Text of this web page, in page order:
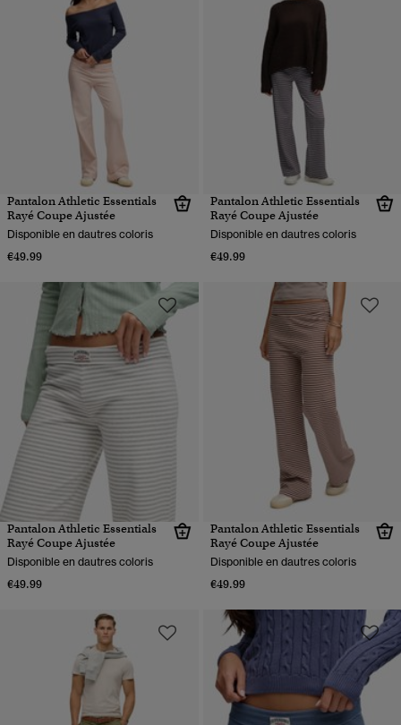
Pantalon Athletic Essentials
Rayé Coupe Ajustée
Disponible en dautres coloris
€49.99
Pantalon Athletic Essentials
Rayé Coupe Ajustée
Disponible en dautres coloris
€49.99
Pantalon Athletic Essentials
Rayé Coupe Ajustée
Disponible en dautres coloris
€49.99
Pantalon Athletic Essentials
Rayé Coupe Ajustée
Disponible en dautres coloris
€49.99